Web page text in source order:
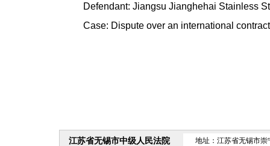
Defendant: Jiangsu Jianghehai Stainless
Case: Dispute over an international
江苏省无锡市中级人民法院 地址：江苏省无锡市崇